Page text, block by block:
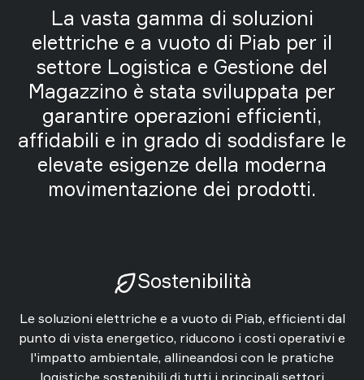
La vasta gamma di soluzioni
elettriche e a vuoto di Piab per il
settore Logistica e Gestione del
Magazzino è stata sviluppata per
garantire operazioni efficienti,
affidabili e in grado di soddisfare le
elevate esigenze della moderna
movimentazione dei prodotti.
Sostenibilità
Le soluzioni elettriche e a vuoto di Piab, efficienti dal
punto di vista energetico, riducono i costi operativi e
l'impatto ambientale, allineandosi con le pratiche
logistiche sostenibili di tutti i principali settori
shop